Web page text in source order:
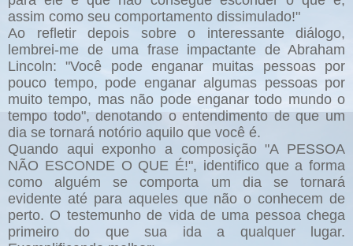
assim como seu comportamento dissimulado!"
Ao refletir depois sobre o interessante diálogo,
lembrei-me de uma frase impactante de Abraham
Lincoln: "Você pode enganar muitas pessoas por
pouco tempo, pode enganar algumas pessoas por
muito tempo, mas não pode enganar todo mundo o
tempo todo", denotando o entendimento de que um
dia se tornará notório aquilo que você é.
Quando aqui exponho a composição "A PESSOA
NÃO ESCONDE O QUE É!", identifico que a forma
como alguém se comporta um dia se tornará
evidente até para aqueles que não o conhecem de
perto. O testemunho de vida de uma pessoa chega
primeiro do que sua ida a qualquer lugar.